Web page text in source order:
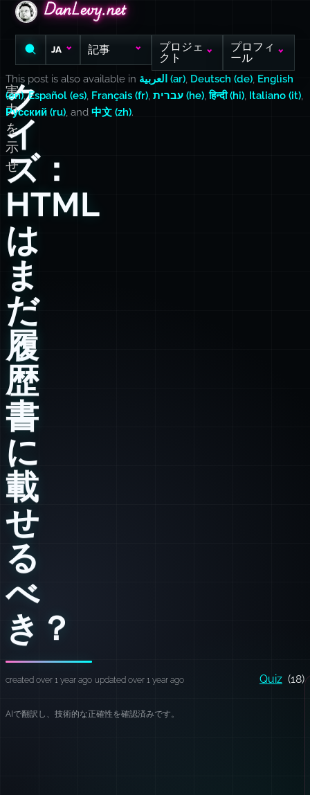
DanLevy.net
DanLevy.net
DanLevy.net
JA 記事
プロジェ
クト
プロフィ
ール
ク
イ
ズ：
HTML
は
ま
だ
履
歴
書
に
載
せ
る
べ
き？
実
力
を
示
せ
This post is also available in العربية (ar), Deutsch (de), English
(en),Español (es), Français (fr), עברית (he),हिन्दी (hi), Italiano (it),
Русский (ru), and 中文 (zh).
created over 1 year ago updated over 1 year ago Quiz (18)
AIで翻訳し、技術的な正確性を確認済みです。